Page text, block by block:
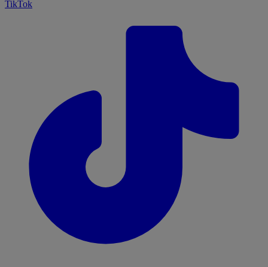
TikTok